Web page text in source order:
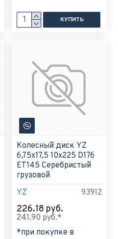
КУПИТЬ
YZ 93912
Колесный диск YZ
6,75x17,5 10x225 D176
ET145 Серебристый
грузовой
226.18 руб.
241.90 руб.*
*при покупке в